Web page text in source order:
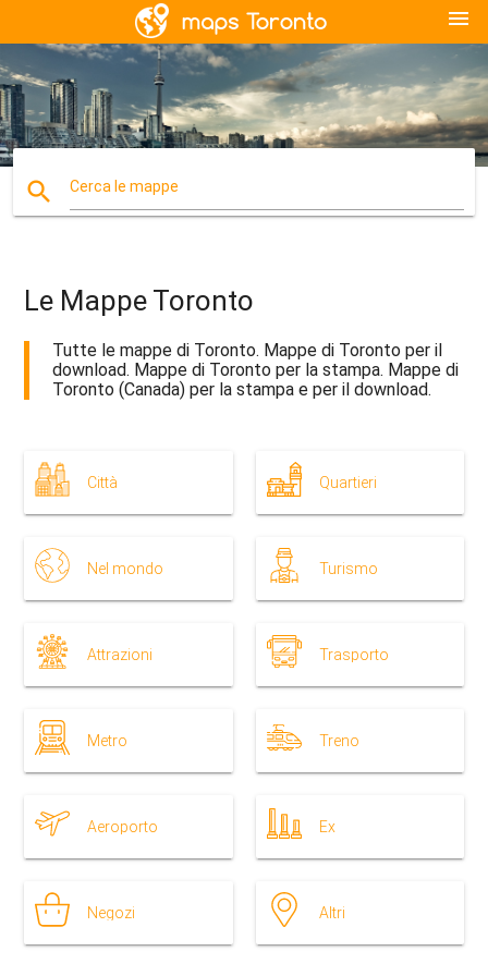
menu
search Cerca le mappe
Le Mappe Toronto
Tutte le mappe di Toronto. Mappe di Toronto per il
download. Mappe di Toronto per la stampa. Mappe di
Toronto (Canada) per la stampa e per il download.
Città Quartieri
Nel mondo Turismo
Attrazioni Trasporto
Metro Treno
Aeroporto Ex
Negozi Altri